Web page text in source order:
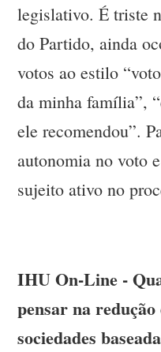
legislativo. É triste
do Partido, ainda
votos ao estilo
da minha família”,
ele recomendou”.
autonomia no voto
sujeito ativo no
IHU On-Line -
pensar na
sociedades